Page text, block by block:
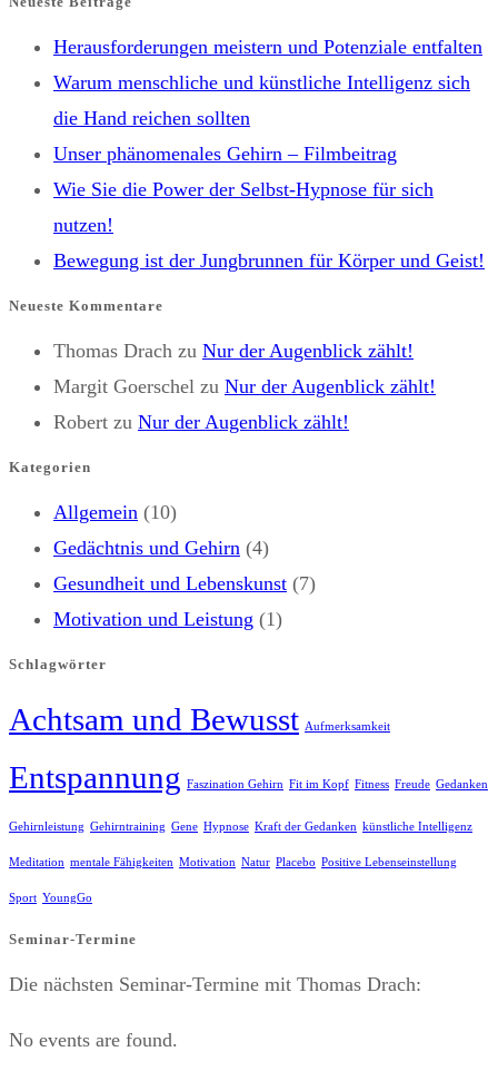
Herausforderungen meistern und Potenziale entfalten
Warum menschliche und künstliche Intelligenz sich
die Hand reichen sollten
Unser phänomenales Gehirn – Filmbeitrag
Wie Sie die Power der Selbst-Hypnose für sich
nutzen!
Bewegung ist der Jungbrunnen für Körper und Geist!
Neueste Kommentare
Thomas Drach zu Nur der Augenblick zählt!
Margit Goerschel zu Nur der Augenblick zählt!
Robert zu Nur der Augenblick zählt!
Kategorien
Allgemein (10)
Gedächtnis und Gehirn (4)
Gesundheit und Lebenskunst (7)
Motivation und Leistung (1)
Schlagwörter
Achtsam und Bewusst Aufmerksamkeit
Entspannung Faszination Gehirn Fit im Kopf Fitness Freude Gedanken
Gehirnleistung Gehirntraining Gene Hypnose Kraft der Gedanken künstliche Intelligenz
Meditation mentale Fähigkeiten Motivation Natur Placebo Positive Lebenseinstellung
Sport YoungGo
Seminar-Termine
Die nächsten Seminar-Termine mit Thomas Drach:
No events are found.